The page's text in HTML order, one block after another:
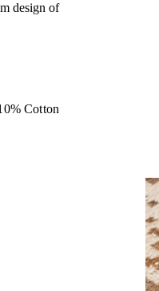
design of
Cotton